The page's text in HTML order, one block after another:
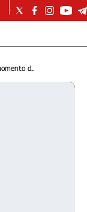
d...